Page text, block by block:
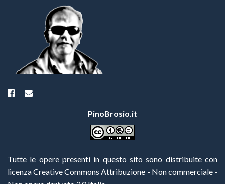
PinoBrosio.it
Tutte le opere presenti in questo sito sono distribuite con
licenza Creative Commons Attribuzione - Non commerciale -